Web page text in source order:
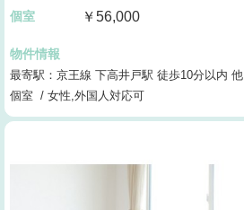
個室 ￥56,000
物件情報
最寄駅：京王線 下高井戸駅 徒歩10分以内 他
個室 / 女性,外国人対応可